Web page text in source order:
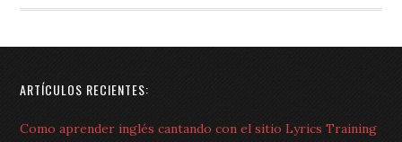
ARTÍCULOS RECIENTES:
Como aprender inglés cantando con el sitio Lyrics Training